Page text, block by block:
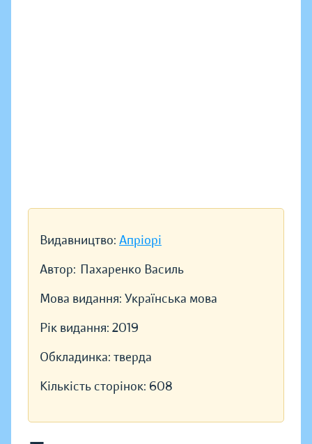
Видавництво: Апріорі
Автор: Пахаренко Василь
Мова видання: Українська мова
Рік видання: 2019
Обкладинка: тверда
Кількість сторінок: 608